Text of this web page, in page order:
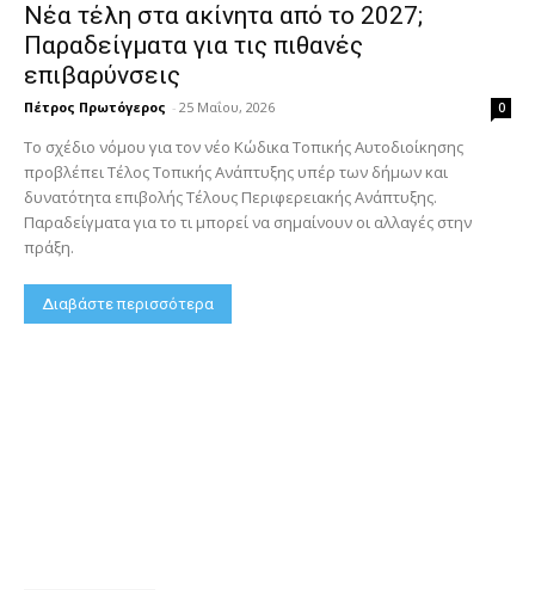
Νέα τέλη στα ακίνητα από το 2027;
Παραδείγματα για τις πιθανές
επιβαρύνσεις
Πέτρος Πρωτόγερος - 25 Μαΐου, 2026 0
Το σχέδιο νόμου για τον νέο Κώδικα Τοπικής Αυτοδιοίκησης
προβλέπει Τέλος Τοπικής Ανάπτυξης υπέρ των δήμων και
δυνατότητα επιβολής Τέλους Περιφερειακής Ανάπτυξης.
Παραδείγματα για το τι μπορεί να σημαίνουν οι αλλαγές στην
πράξη.
Διαβάστε περισσότερα